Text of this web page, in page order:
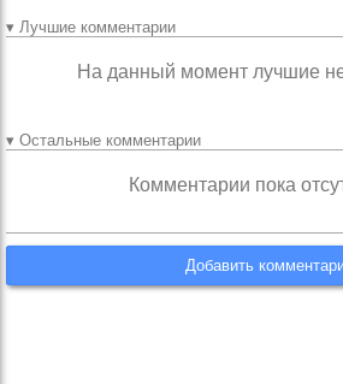
▾ Лучшие комментарии
На данный момент лучшие
▾ Остальные комментарии
Комментарии пока
Добавить